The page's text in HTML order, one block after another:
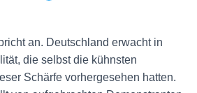
an. Deutschland erwacht in
die selbst die kühnsten
Schärfe vorhergesehen hatten.